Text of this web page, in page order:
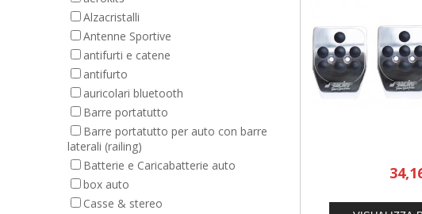
Alzacristalli
Antenne Sportive
antifurti e catene
antifurto
auricolari bluetooth
Barre portatutto
Barre portatutto per auto con barre
laterali (railing)
Batterie e Caricabatterie auto
box auto
Casse & stereo